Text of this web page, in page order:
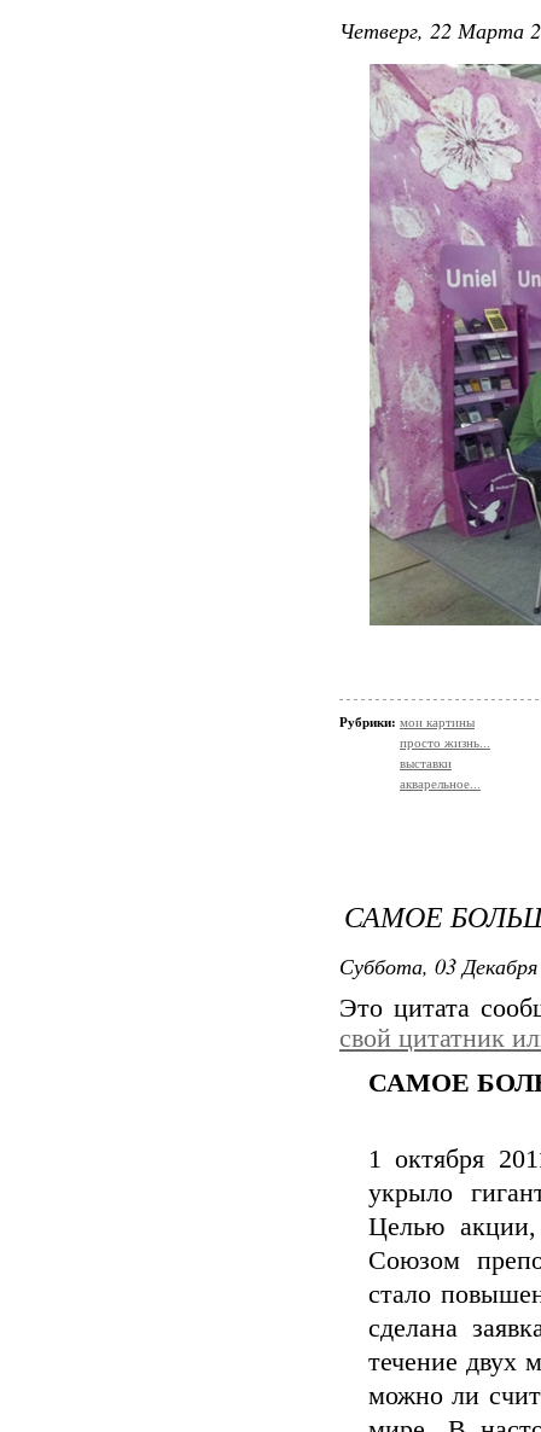
Четверг, 22 Марта
Рубрики: мои картины
просто жизнь...
выставки
акварельное...
САМОЕ
Суббота, 03
Это цитата
свой цитатник
САМОЕ
1 октября
укрыло
Целью акции,
Союзом
стало
сделана
течение двух
можно ли